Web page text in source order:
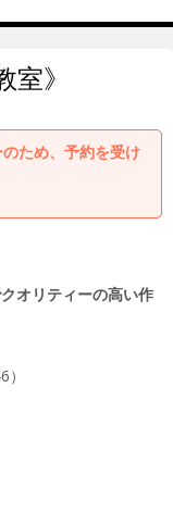
》
ため、予約を受け
オリティーの高い作